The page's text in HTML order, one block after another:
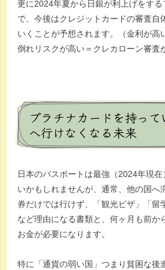
更に2024年夏から日銀が利上げをす
で、今後はクレジットカードの審査自
いくことが予想されます。（金利が高
倒れリスクが高い＝クレカローン審査
プラチナカードを持っ
へ行けなくなる未来
日本のパスポートは最強（2024年現
いかもしれませんが、通常、他の国へ
券だけでは行けず、「観光ビザ」「留
など理由になる書類と、何ヶ月も前か
お金が必要になります。
特に「通貨の弱い国」つまり貧困な後